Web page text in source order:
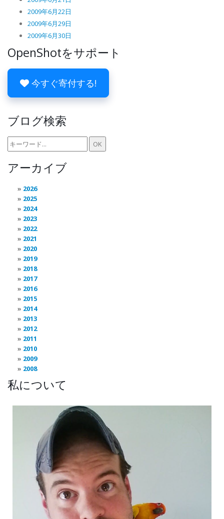
2009年6月22日
2009年6月29日
2009年6月30日
OpenShotをサポート
今すぐ寄付する!
ブログ検索
アーカイブ
2026
2025
2024
2023
2022
2021
2020
2019
2018
2017
2016
2015
2014
2013
2012
2011
2010
2009
2008
私について